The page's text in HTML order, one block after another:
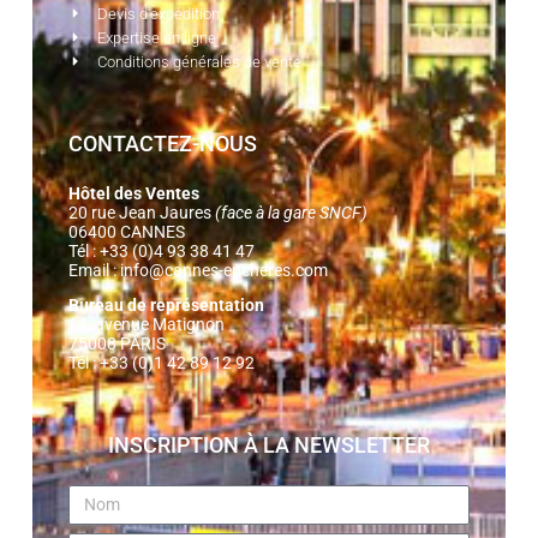
Devis d'expédition
Expertise en ligne
Conditions générales de vente
CONTACTEZ-NOUS
Hôtel des Ventes
20 rue Jean Jaures(face à la gare SNCF)
06400 CANNES
Tél : +33 (0)4 93 38 41 47
Email :info@cannes-encheres.com
Bureau de représentation
14, avenue Matignon
75008 PARIS
Tél : +33 (0)1 42 89 12 92
INSCRIPTION À LA NEWSLETTER